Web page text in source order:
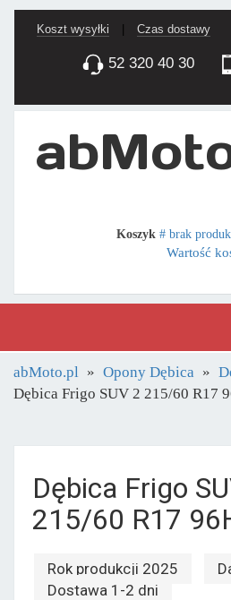
Koszt wysyłki Czas dostawy
52 320 40 30
Koszyk # brak
Wartość
abMoto.pl Opony Dębica
Dębica Frigo SUV 2 215/60 R17
Dębica Frigo
215/60 R17
Rok produkcji 2025
Dostawa 1-2 dni